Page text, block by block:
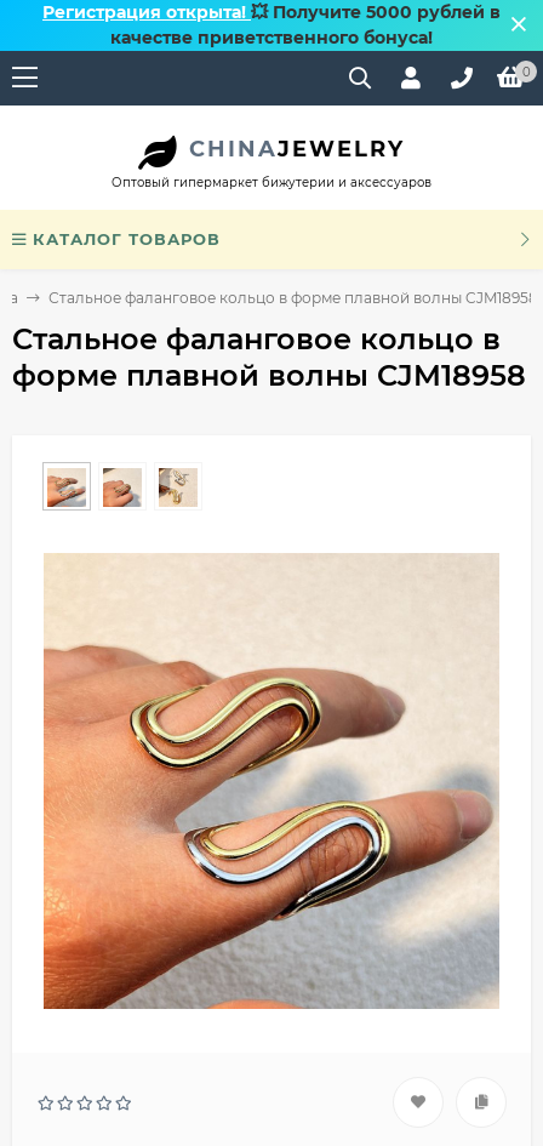
Регистрация открыта! 💥 Получите 5000 рублей в
качестве приветственного бонуса!
0
CHINAJEWELRY
Оптовый гипермаркет бижутерии и аксессуаров
КАТАЛОГ ТОВАРОВ
Стальное фаланговое кольцо в форме плавной волны CJM18958
Стальное фаланговое кольцо в
форме плавной волны CJM18958